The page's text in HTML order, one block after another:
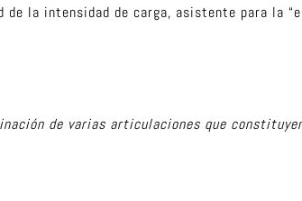
la intensidad de carga, asistente para la
de varias articulaciones que